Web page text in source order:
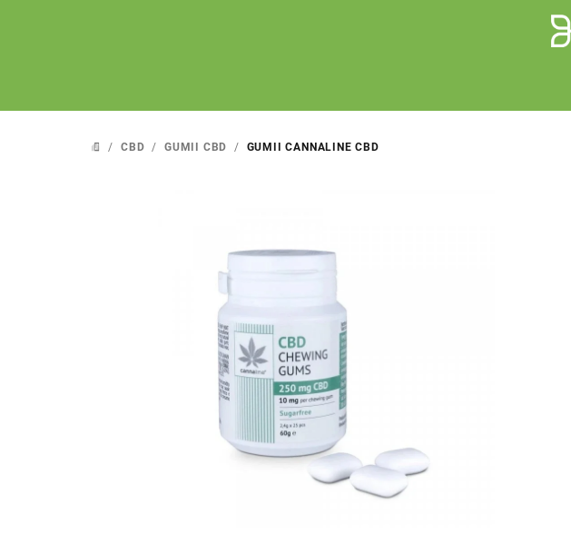
ACASĂ
/ CBD / GUMII CBD / GUMII CANNALINE CBD